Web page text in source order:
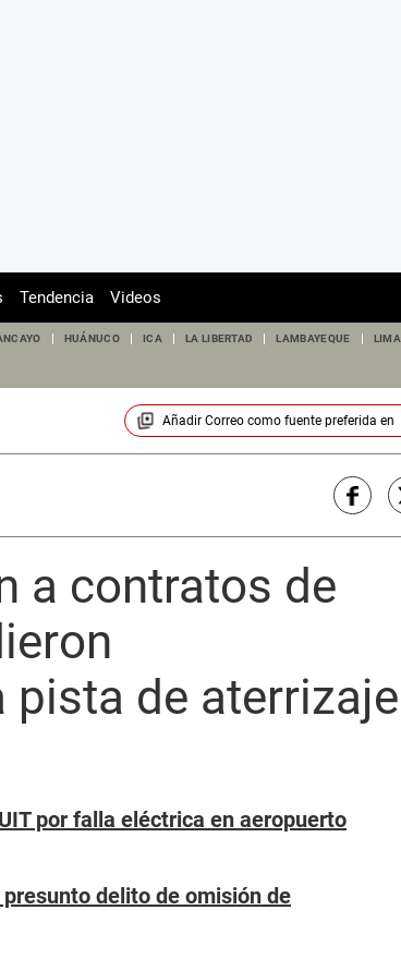
Tendencia Videos
HUÁNUCO ICA LA LIBERTAD LAMBAYEQUE LIMA
Añadir Correocomo fuente preferida en
a contratos de
pista de aterrizaje
por falla eléctrica en aeropuerto
delito de omisión de